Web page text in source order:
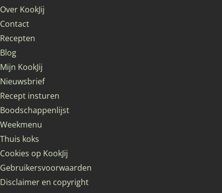
Over KookJij
Contact
Recepten
Blog
Mijn KookJij
Nieuwsbrief
Recept insturen
Boodschappenlijst
Weekmenu
Thuis koks
Cookies op KookJij
Gebruikersvoorwaarden
Disclaimer en copyright